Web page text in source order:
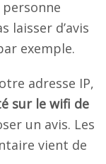
laisser d’avis
exemple.
adresse IP,
sur le wifi de
un avis. Les
vient de